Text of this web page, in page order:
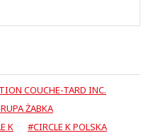
COUCHE-TARD INC.
ŻABKA
K
#CIRCLE K POLSKA